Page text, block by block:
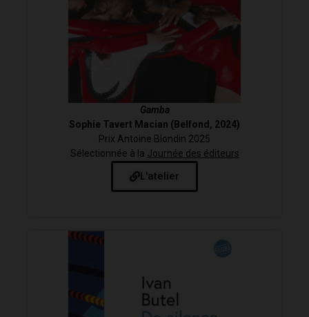
Gamba
Sophie Tavert Macian (Belfond, 2024)
Prix Antoine Blondin 2025
Sélectionnée à la Journée des éditeurs
L'atelier